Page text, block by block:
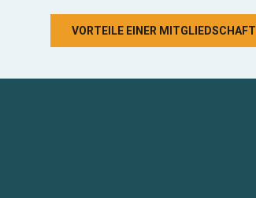
VORTEILE EINER MITGLIEDSCHAFT